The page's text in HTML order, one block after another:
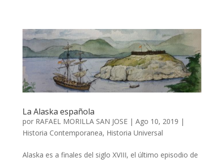
La Alaska española
por RAFAEL MORILLA SAN JOSE| Ago 10, 2019 |
Historia Contemporanea, Historia Universal
Alaska es a finales del siglo XVIII, el último episodio de